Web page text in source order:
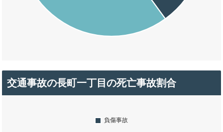
交通事故の長町一丁目の死亡事故割合